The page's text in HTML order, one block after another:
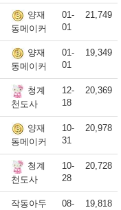
양재
동메이커
01-
01
21,749
양재
동메이커
01-
01
19,349
청계
천도사
12-
18
20,369
양재
동메이커
10-
31
20,978
청계
천도사
10-
28
20,728
작동아두
08-
19,818